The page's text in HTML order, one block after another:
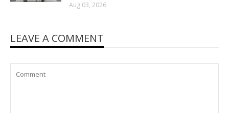
Aug 03, 2026
LEAVE A COMMENT